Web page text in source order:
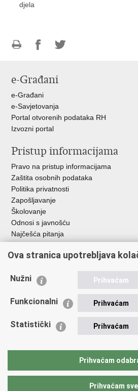
djela
FacebookuTwitteru
e-Građani
e-Građani
e-Savjetovanja
Portal otvorenih podataka RH
Izvozni portal
Pristup informacijama
Pravo na pristup informacijama
Zaštita osobnih podataka
Politika privatnosti
Zapošljavanje
Školovanje
Odnosi s javnošću
Najčešća pitanja
Važne poveznice
EMN Nacionalna kontaktna točka za
Policijska akademija
Zaklada policijske solidarnosti
Sindikati
Ova stranica upotrebljava
Nužni Prihvaćam
Funkcionalni Prihvaćam
Statistički Prihvaćam
Prihvaćam
Prihvaćam sve